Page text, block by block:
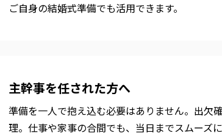
ご⾃⾝の結婚式準備でも活⽤できます。
主幹事を任された方へ
準備を一人で抱え込む必要はありません。出欠
理。仕事や家事の合間でも、当⽇までスムーズに